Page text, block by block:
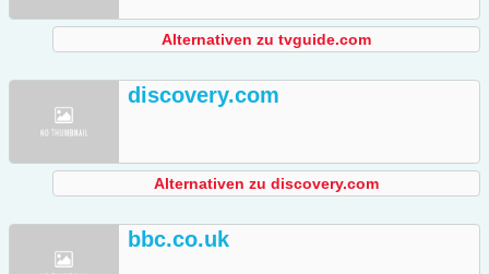
Alternativen zu tvguide.com
discovery.com
Alternativen zu discovery.com
bbc.co.uk